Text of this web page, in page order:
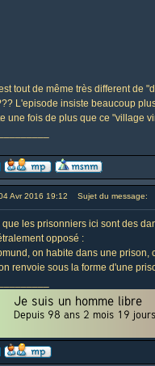
tout de même très different de
L'episode insiste beaucoup
une fois de plus que ce "village
Avr 2016 19:12 Sujet du message:
que les prisonniers ici sont des
opposé :
on habite dans une
renvoie sous la forme d'une